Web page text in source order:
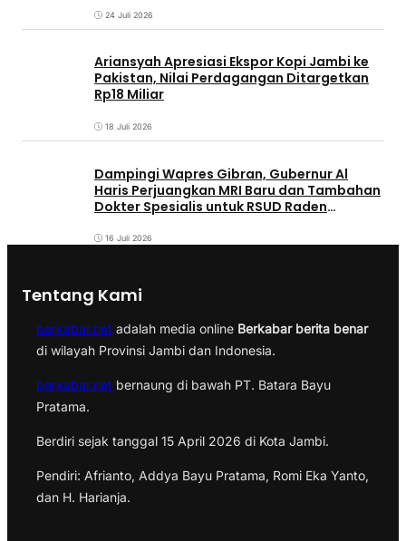
24 Juli 2026
Ariansyah Apresiasi Ekspor Kopi Jambi ke
Pakistan, Nilai Perdagangan Ditargetkan
Rp18 Miliar
18 Juli 2026
Dampingi Wapres Gibran, Gubernur Al
Haris Perjuangkan MRI Baru dan Tambahan
Dokter Spesialis untuk RSUD Raden
16 Juli 2026
Tentang Kami
berkabar.net adalah media online Berkabar berita benar
di wilayah Provinsi Jambi dan Indonesia.
berkabar.net bernaung di bawah PT. Batara Bayu
Pratama.
Berdiri sejak tanggal 15 April 2026 di Kota Jambi.
Pendiri: Afrianto, Addya Bayu Pratama, Romi Eka Yanto,
dan H. Harianja.